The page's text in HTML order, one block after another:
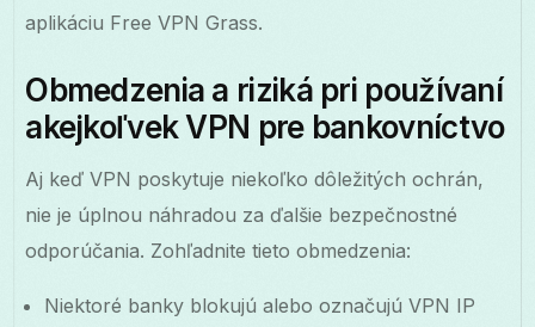
aplikáciu Free VPN Grass.
Obmedzenia a riziká pri používaní
akejkoľvek VPN pre bankovníctvo
Aj keď VPN poskytuje niekoľko dôležitých ochrán,
nie je úplnou náhradou za ďalšie bezpečnostné
odporúčania. Zohľadnite tieto obmedzenia:
Niektoré banky blokujú alebo označujú VPN IP